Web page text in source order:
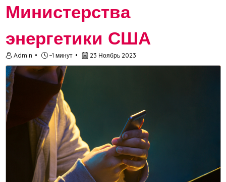
Министерства
энергетики США
Admin ~1 минут 23 Ноябрь 2023